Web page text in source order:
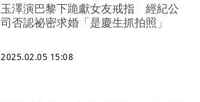
玉澤演巴黎下跪獻女友戒指 經紀公
司否認祕密求婚「是慶生抓拍照」
2025.02.05 15:08